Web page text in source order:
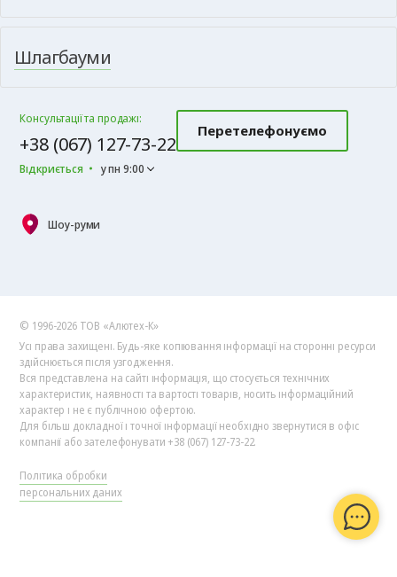
Шлагбауми
Консультації та продажі:
+38 (067) 127-73-22
Відкриється у пн 9:00
Перетелефонуємо
Шоу-руми
© 1996-2026 ТОВ «Алютех‑К»
Усі права захищені. Будь-яке копіювання інформації на сторонні ресурси
здійснюється після узгодження.
Вся представлена на сайті інформація, що стосується технічних
характеристик, наявності та вартості товарів, носить інформаційний
характер і не є публічною офертою.
Для більш докладної і точної інформації необхідно звернутися в офіс
компанії або зателефонувати +38 (067) 127-73-22.
Політика обробки
персональних даних